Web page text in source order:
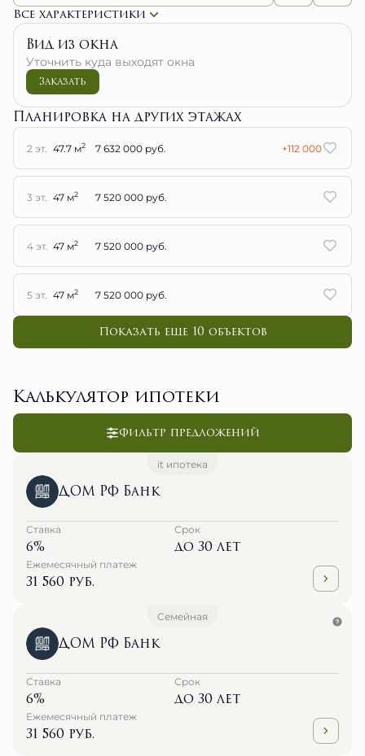
Все характеристики
Вид из окна
Уточнить куда выходят окна
Заказать
Планировка на других этажах
2 эт. 47.7 м2 7 632 000 руб. +112 000
3 эт. 47 м2 7 520 000 руб.
4 эт. 47 м2 7 520 000 руб.
5 эт. 47 м2 7 520 000 руб.
Показать еще 10 объектов
Калькулятор ипотеки
Фильтр предложений
it ипотека
ДОМ РФ Банк
Ставка
6%
Срок
до 30 лет
Ежемесячный платеж
31 560 руб.
Семейная
ДОМ РФ Банк
Ставка
6%
Срок
до 30 лет
Ежемесячный платеж
31 560 руб.